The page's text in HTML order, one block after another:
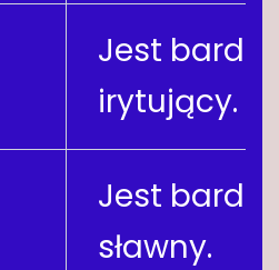
Jest bardzo
irytujący.
Jest bardzo
sławny.